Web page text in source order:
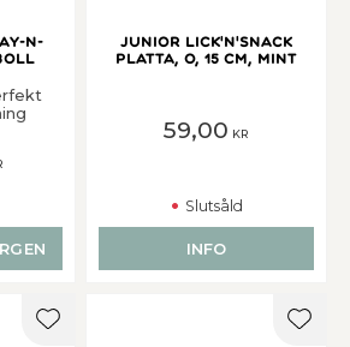
n-
Junior Lick'n'Snack
platta, o, 15 cm, mint
59,00 KR
Slutsåld
INFO
Lägg till i favoriter